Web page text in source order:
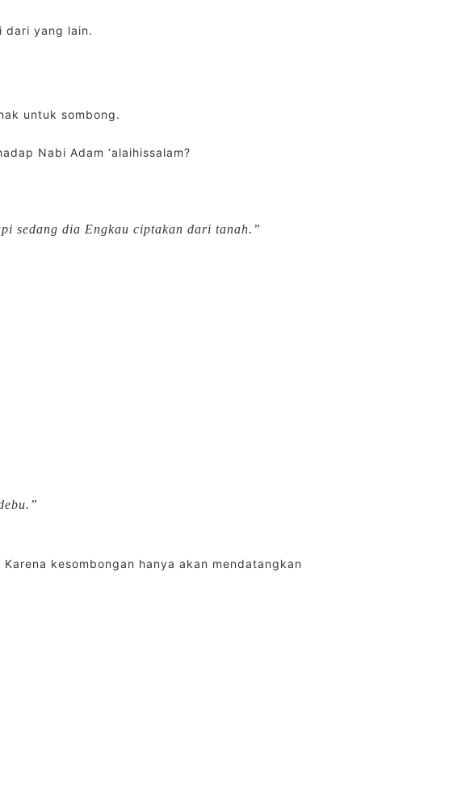
dari yang lain.
untuk sombong.
Nabi Adam ‘alaihissalam?
sedang dia Engkau ciptakan dari tanah.”
kesombongan hanya akan mendatangkan